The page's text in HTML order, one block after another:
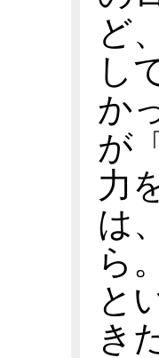
ど
し
か
が
力
は
ら
と
き